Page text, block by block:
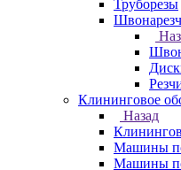
Труборезы
Клининговое
Назад
Машины
Машины